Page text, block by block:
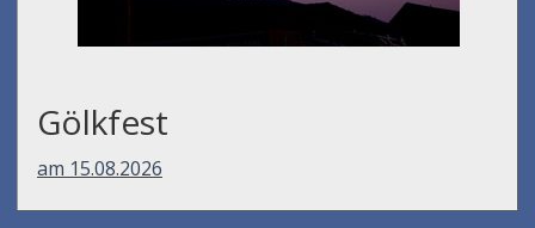
Gölkfest
am 15.08.2026